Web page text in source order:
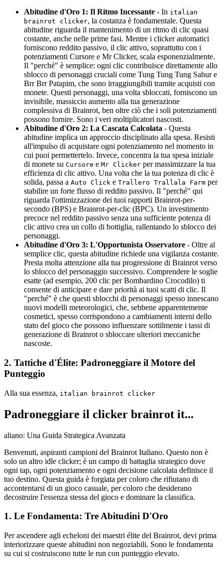
Abitudine d'Oro 1: Il Ritmo Incessante - In italian
brainrot clicker, la costanza è fondamentale. Questa
abitudine riguarda il mantenimento di un ritmo di clic quasi
costante, anche nelle prime fasi. Mentre i clicker automatici
forniscono reddito passivo, il clic attivo, soprattutto con i
potenziamenti Cursore e Mr Clicker, scala esponenzialmente.
Il "perché" è semplice: ogni clic contribuisce direttamente allo
sblocco di personaggi cruciali come Tung Tung Tung Sahur e
Brr Brr Patapim, che sono irraggiungibili tramite acquisti con
monete. Questi personaggi, una volta sbloccati, forniscono un
invisibile, massiccio aumento alla tua generazione
complessiva di Brainrot, ben oltre ciò che i soli potenziamenti
possono fornire. Sono i veri moltiplicatori nascosti.
Abitudine d'Oro 2: La Cascata Calcolata - Questa
abitudine implica un approccio disciplinato alla spesa. Resisti
all'impulso di acquistare ogni potenziamento nel momento in
cui puoi permettertelo. Invece, concentra la tua spesa iniziale
di monete su Cursore e Mr Clicker per massimizzare la tua
efficienza di clic attivo. Una volta che la tua potenza di clic è
solida, passa a Auto Click e Trallero Trallala Farm per
stabilire un forte flusso di reddito passivo. Il "perché" qui
riguarda l'ottimizzazione dei tuoi rapporti Brainrot-per-
secondo (BPS) e Brainrot-per-clic (BPC). Un investimento
precoce nel reddito passivo senza una sufficiente potenza di
clic attivo crea un collo di bottiglia, rallentando lo sblocco dei
personaggi.
Abitudine d'Oro 3: L'Opportunista Osservatore - Oltre al
semplice clic, questa abitudine richiede una vigilanza costante.
Presta molta attenzione alla tua progressione di Brainrot verso
lo sblocco del personaggio successivo. Comprendere le soglie
esatte (ad esempio, 200 clic per Bombardino Crocodilo) ti
consente di anticipare e dare priorità ai tuoi scatti di clic. Il
"perché" è che questi sblocchi di personaggi spesso innescano
nuovi modelli meteorologici, che, sebbene apparentemente
cosmetici, spesso corrispondono a cambiamenti interni dello
stato del gioco che possono influenzare sottilmente i tassi di
generazione di Brainrot o sbloccare ulteriori meccaniche
nascoste.
2. Tattiche d'Élite: Padroneggiare il Motore del
Punteggio
Alla sua essenza, italian brainrot clicker
Padroneggiare il clicker brainrot it...
aliano: Una Guida Strategica Avanzata
Benvenuti, aspiranti campioni del Brainrot Italiano. Questo non è
solo un altro idle clicker; è un campo di battaglia strategico dove
ogni tap, ogni potenziamento e ogni decisione calcolata definisce il
tuo destino. Questa guida è forgiata per coloro che rifiutano di
accontentarsi di un gioco casuale, per coloro che desiderano
decostruire l'essenza stessa del gioco e dominare la classifica.
1. Le Fondamenta: Tre Abitudini D'Oro
Per ascendere agli echeloni dei maestri élite del Brainrot, devi prima
interiorizzare queste abitudini non negoziabili. Sono le fondamenta
su cui si costruiscono tutte le run con punteggio elevato.